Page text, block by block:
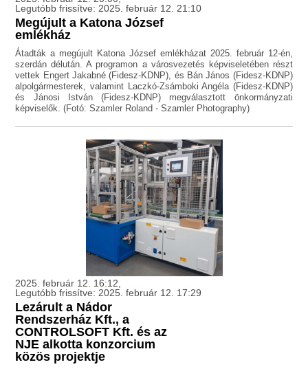
Legutóbb frissítve: 2025. február 12. 21:10
Megújult a Katona József
emlékház
Átadták a megújult Katona József emlékházat 2025. február 12-én,
szerdán délután. A programon a városvezetés képviseletében részt
vettek Engert Jakabné (Fidesz-KDNP), és Bán János (Fidesz-KDNP)
alpolgármesterek, valamint Laczkó-Zsámboki Angéla (Fidesz-KDNP)
és Jánosi István (Fidesz-KDNP) megválasztott önkormányzati
képviselők. (Fotó: Szamler Roland - Szamler Photography)
2025. február 12. 16:12,
Legutóbb frissítve: 2025. február 12. 17:29
Lezárult a Nádor
Rendszerház Kft., a
CONTROLSOFT Kft. és az
NJE alkotta konzorcium
közös projektje